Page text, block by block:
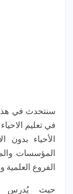
سنتحدث في
في تعليم
الأحياء
الفروع العلمية
حيث يُدرس